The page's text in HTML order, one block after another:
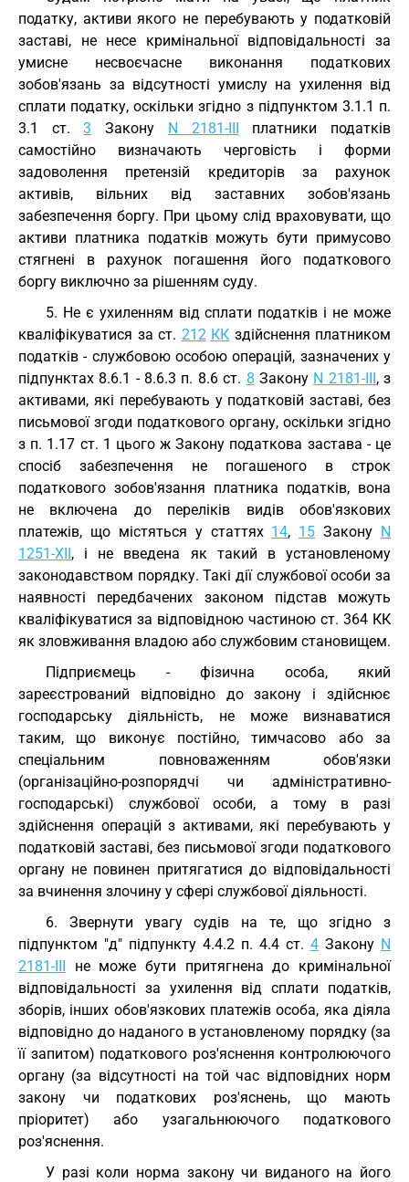
податку, активи якого не перебувають у податковій
заставі, не несе кримінальної відповідальності за
умисне несвоєчасне виконання податкових
зобов'язань за відсутності умислу на ухилення від
сплати податку, оскільки згідно з підпунктом 3.1.1 п.
3.1 ст.3 Закону N 2181-III платники податків
самостійно визначають черговість і форми
задоволення претензій кредиторів за рахунок
активів, вільних від заставних зобов'язань
забезпечення боргу. При цьому слід враховувати, що
активи платника податків можуть бути примусово
стягнені в рахунок погашення його податкового
боргу виключно за рішенням суду.
5. Не є ухиленням від сплати податків і не може
кваліфікуватися за ст. 212 КК здійснення платником
податків - службовою особою операцій, зазначених у
підпунктах 8.6.1 - 8.6.3 п. 8.6 ст. 8 Закону N 2181-III, з
активами, які перебувають у податковій заставі, без
письмової згоди податкового органу, оскільки згідно
з п. 1.17 ст. 1 цього ж Закону податкова застава - це
спосіб забезпечення не погашеного в строк
податкового зобов'язання платника податків, вона
не включена до переліків видів обов'язкових
платежів, що містяться у статтях 14, 15 Закону N
1251-XII, і не введена як такий в установленому
законодавством порядку. Такі дії службової особи за
наявності передбачених законом підстав можуть
кваліфікуватися за відповідною частиною ст. 364 КК
як зловживання владою або службовим становищем.
Підприємець - фізична особа, який
зареєстрований відповідно до закону і здійснює
господарську діяльність, не може визнаватися
таким, що виконує постійно, тимчасово або за
спеціальним повноваженням обов'язки
(організаційно-розпорядчі чи адміністративно-
господарські) службової особи, а тому в разі
здійснення операцій з активами, які перебувають у
податковій заставі, без письмової згоди податкового
органу не повинен притягатися до відповідальності
за вчинення злочину у сфері службової діяльності.
6. Звернути увагу судів на те, що згідно з
підпунктом "д" підпункту 4.4.2 п. 4.4 ст. 4 Закону N
2181-III не може бути притягнена до кримінальної
відповідальності за ухилення від сплати податків,
зборів, інших обов'язкових платежів особа, яка діяла
відповідно до наданого в установленому порядку (за
її запитом) податкового роз'яснення контролюючого
органу (за відсутності на той час відповідних норм
закону чи податкових роз'яснень, що мають
пріоритет) або узагальнюючого податкового
роз'яснення.
У разі коли норма закону чи виданого на його